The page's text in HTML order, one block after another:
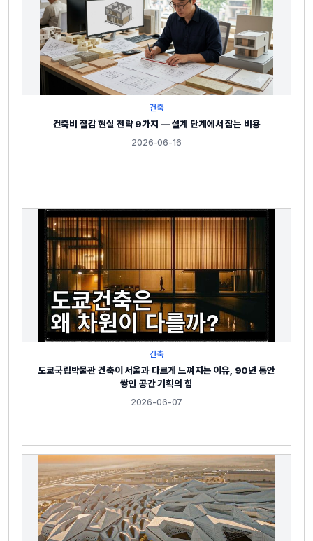
건축
건축비 절감 현실 전략 9가지 — 설계 단계에서 잡는 비용
2026-06-16
건축
도쿄국립박물관 건축이 서울과 다르게 느껴지는 이유, 90년 동안
쌓인 공간 기획의 힘
2026-06-07